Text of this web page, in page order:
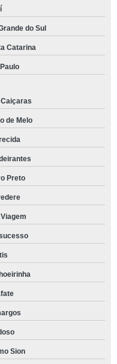
do Sul
Catarina
de Melo
Preto
Sion